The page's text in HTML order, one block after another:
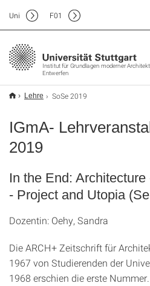
Institut für Grundlagen moderner
Entwerfen
Uni F01
Lehre SoSe 2019
IGmA-
2019
In the End:
- Project and Utopia
Dozentin: Oehy, Sandra
Die ARCH+ Zeitschrift für
1967 von Studierenden der
1968 erschien die erste